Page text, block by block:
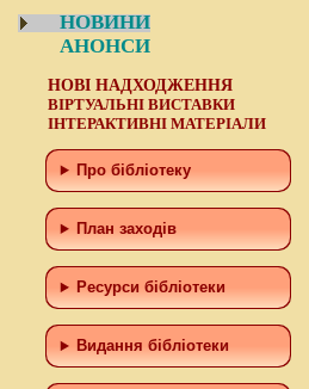
НОВИНИ
АНОНСИ
НОВІ НАДХОДЖЕННЯ
ВІРТУАЛЬНІ ВИСТАВКИ
ІНТЕРАКТИВНІ МАТЕРІАЛИ
Про бібліотеку
План заходів
Ресурси бібліотеки
Видання бібліотеки